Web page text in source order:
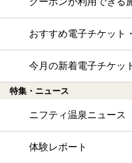
おすすめ電子チケット
今月の新着電子チケッ
特集・ニュース
ニフティ温泉ニュース
体験レポート